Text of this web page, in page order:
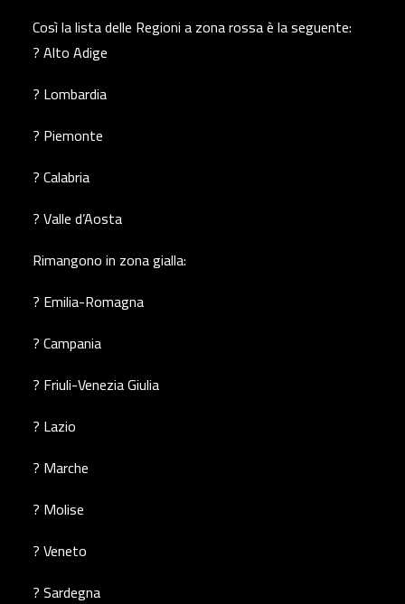
Così la lista delle Regioni a zona rossa è la seguente:
? Alto Adige
? Lombardia
? Piemonte
? Calabria
? Valle d’Aosta
Rimangono in zona gialla:
? Emilia-Romagna
? Campania
? Friuli-Venezia Giulia
? Lazio
? Marche
? Molise
? Veneto
? Sardegna